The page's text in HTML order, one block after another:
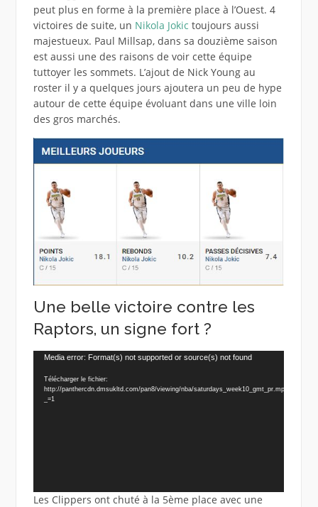
peut plus en forme à la première place à l’Ouest. 4
victoires de suite, un Nikola Jokic toujours aussi
majestueux. Paul Millsap, dans sa douzième saison
est aussi une des raisons de voir cette équipe
tuttoyer les sommets. L’ajout de Nick Young au
roster il y a quelques jours ajoutera un peu de hype
autour de cette équipe évoluant dans une ville loin
des gros marchés.
Une belle victoire contre les
Raptors, un signe fort ?
Lecteur
vidéo
Media error: Format(s) not supported or source(s) not found
Télécharger le fichier:
http://panthercdn.dmsukltd.com/pan8/viewing/nba/saturdays_week10_gmt_pr.mp4?
_=1
Les Clippers ont chuté à la 5ème place avec une